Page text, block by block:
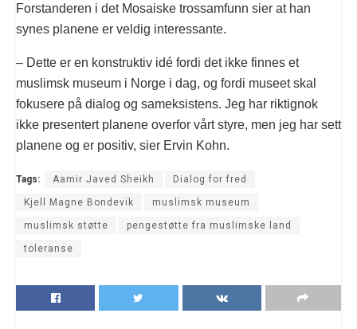
Forstanderen i det Mosaiske trossamfunn sier at han
synes planene er veldig interessante.
– Dette er en konstruktiv idé fordi det ikke finnes et
muslimsk museum i Norge i dag, og fordi museet skal
fokusere på dialog og sameksistens. Jeg har riktignok
ikke presentert planene overfor vårt styre, men jeg har sett
planene og er positiv, sier Ervin Kohn.
Tags: Aamir Javed Sheikh Dialog for fred
Kjell Magne Bondevik muslimsk museum
muslimsk støtte pengestøtte fra muslimske land
toleranse